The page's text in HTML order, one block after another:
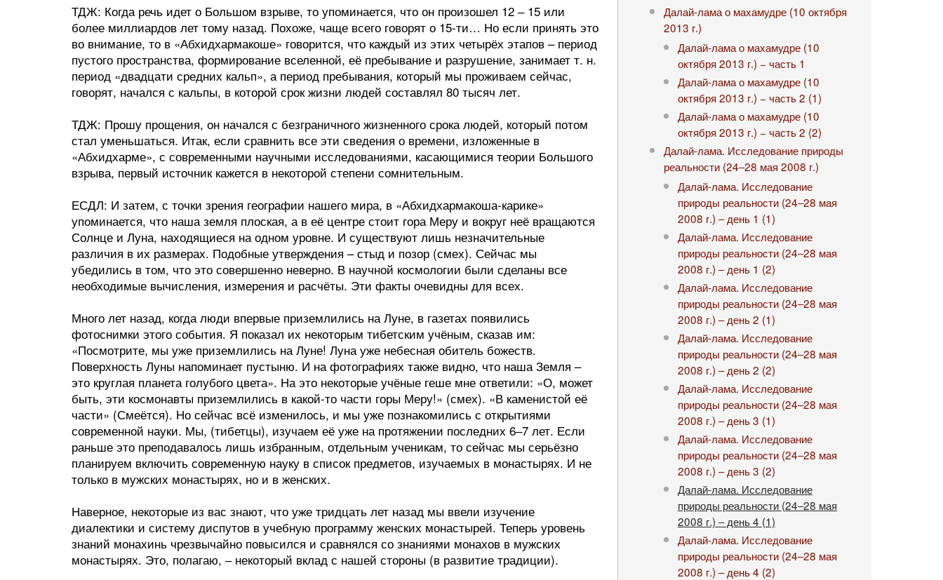
ТДЖ: Когда речь идет о Большом взрыве, то упоминается, что он произошел 12 ‒ 15 или
более миллиардов лет тому назад. Похоже, чаще всего говорят о 15-ти… Но если принять это
во внимание, то в «Абхидхармакоше» говорится, что каждый из этих четырёх этапов – период
пустого пространства, формирование вселенной, её пребывание и разрушение, занимает т. н.
период «двадцати средних кальп», а период пребывания, который мы проживаем сейчас,
говорят, начался с кальпы, в которой срок жизни людей составлял 80 тысяч лет.
ТДЖ: Прошу прощения, он начался с безграничного жизненного срока людей, который потом
стал уменьшаться. Итак, если сравнить все эти сведения о времени, изложенные в
«Абхидхарме», с современными научными исследованиями, касающимися теории Большого
взрыва, первый источник кажется в некоторой степени сомнительным.
ЕСДЛ: И затем, с точки зрения географии нашего мира, в «Абхидхармакоша-карике»
упоминается, что наша земля плоская, а в её центре стоит гора Меру и вокруг неё вращаются
Солнце и Луна, находящиеся на одном уровне. И существуют лишь незначительные
различия в их размерах. Подобные утверждения – стыд и позор (смех). Сейчас мы
убедились в том, что это совершенно неверно. В научной космологии были сделаны все
необходимые вычисления, измерения и расчёты. Эти факты очевидны для всех.
Много лет назад, когда люди впервые приземлились на Луне, в газетах появились
фотоснимки этого события. Я показал их некоторым тибетским учёным, сказав им:
«Посмотрите, мы уже приземлились на Луне! Луна уже небесная обитель божеств.
Поверхность Луны напоминает пустыню. И на фотографиях также видно, что наша Земля –
это круглая планета голубого цвета». На это некоторые учёные геше мне ответили: «О, может
быть, эти космонавты приземлились в какой-то части горы Меру!» (смех). «В каменистой её
части» (Смеётся). Но сейчас всё изменилось, и мы уже познакомились с открытиями
современной науки. Мы, (тибетцы), изучаем её уже на протяжении последних 6‒7 лет. Если
раньше это преподавалось лишь избранным, отдельным ученикам, то сейчас мы серьёзно
планируем включить современную науку в список предметов, изучаемых в монастырях. И не
только в мужских монастырях, но и в женских.
Наверное, некоторые из вас знают, что уже тридцать лет назад мы ввели изучение
диалектики и систему диспутов в учебную программу женских монастырей. Теперь уровень
знаний монахинь чрезвычайно повысился и сравнялся со знаниями монахов в мужских
монастырях. Это, полагаю, ‒ некоторый вклад с нашей стороны (в развитие традиции).
Далай-лама о махамудре (10 октября
2013 г.)
Далай-лама о махамудре (10
октября 2013 г.) − часть 1
Далай-лама о махамудре (10
октября 2013 г.) − часть 2 (1)
Далай-лама о махамудре (10
октября 2013 г.) − часть 2 (2)
Далай-лама. Исследование природы
реальности (24‒28 мая 2008 г.)
Далай-лама. Исследование
природы реальности (24‒28 мая
2008 г.) ‒ день 1 (1)
Далай-лама. Исследование
природы реальности (24‒28 мая
2008 г.) ‒ день 1 (2)
Далай-лама. Исследование
природы реальности (24‒28 мая
2008 г.) ‒ день 2 (1)
Далай-лама. Исследование
природы реальности (24‒28 мая
2008 г.) ‒ день 2 (2)
Далай-лама. Исследование
природы реальности (24‒28 мая
2008 г.) ‒ день 3 (1)
Далай-лама. Исследование
природы реальности (24‒28 мая
2008 г.) ‒ день 3 (2)
Далай-лама. Исследование
природы реальности (24‒28 мая
2008 г.) ‒ день 4 (1)
Далай-лама. Исследование
природы реальности (24‒28 мая
2008 г.) ‒ день 4 (2)